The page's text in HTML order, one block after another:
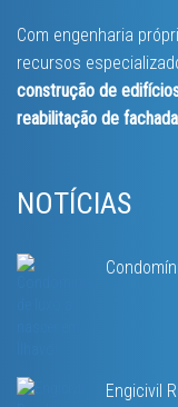
Com engenharia
recursos
construção de
reabilitação de
NOTÍCIAS
Engicivil